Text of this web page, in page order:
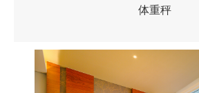
体重秤